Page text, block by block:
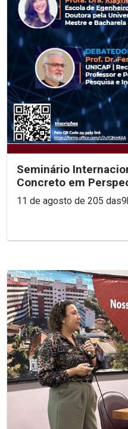
Seminário
Concreto em
11 de agosto de 205